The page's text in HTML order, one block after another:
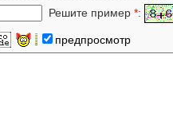
Решите пример *:
предпросмотр